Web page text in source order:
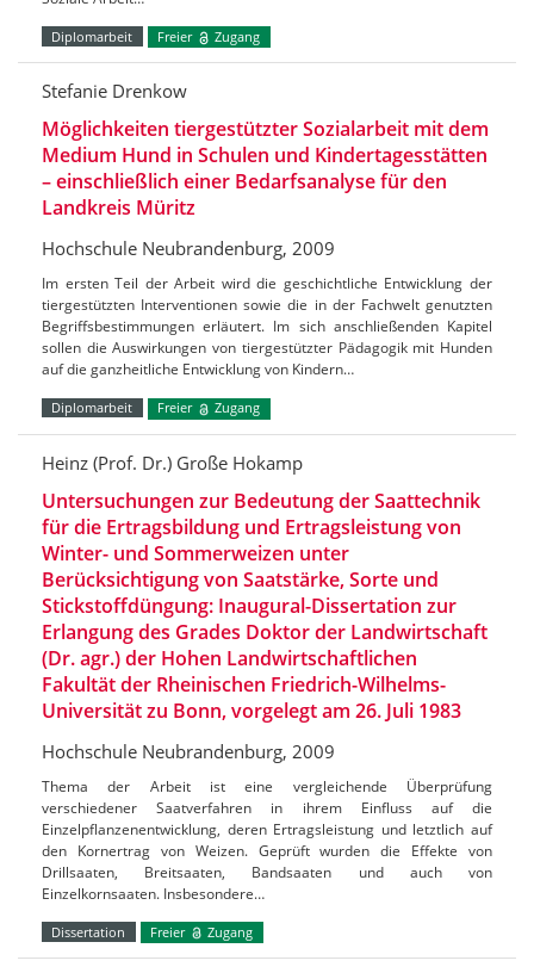
Diplomarbeit Freier Zugang
Stefanie Drenkow
Möglichkeiten tiergestützter Sozialarbeit mit dem
Medium Hund in Schulen und Kindertagesstätten
– einschließlich einer Bedarfsanalyse für den
Landkreis Müritz
Hochschule Neubrandenburg, 2009
Im ersten Teil der Arbeit wird die geschichtliche Entwicklung der
tiergestützten Interventionen sowie die in der Fachwelt genutzten
Begriffsbestimmungen erläutert. Im sich anschließenden Kapitel
sollen die Auswirkungen von tiergestützter Pädagogik mit Hunden
auf die ganzheitliche Entwicklung von Kindern…
Diplomarbeit Freier Zugang
Heinz (Prof. Dr.) Große Hokamp
Untersuchungen zur Bedeutung der Saattechnik
für die Ertragsbildung und Ertragsleistung von
Winter- und Sommerweizen unter
Berücksichtigung von Saatstärke, Sorte und
Stickstoffdüngung: Inaugural-Dissertation zur
Erlangung des Grades Doktor der Landwirtschaft
(Dr. agr.) der Hohen Landwirtschaftlichen
Fakultät der Rheinischen Friedrich-Wilhelms-
Universität zu Bonn, vorgelegt am 26. Juli 1983
Hochschule Neubrandenburg, 2009
Thema der Arbeit ist eine vergleichende Überprüfung
verschiedener Saatverfahren in ihrem Einfluss auf die
Einzelpflanzenentwicklung, deren Ertragsleistung und letztlich auf
den Kornertrag von Weizen. Geprüft wurden die Effekte von
Drillsaaten, Breitsaaten, Bandsaaten und auch von
Einzelkornsaaten. Insbesondere…
Dissertation Freier Zugang